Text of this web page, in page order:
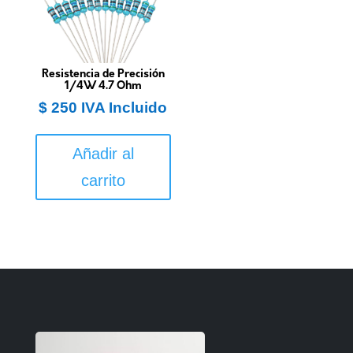
Resistencia de Precisión
1/4W 4.7 Ohm
$ 250 IVA Incluido
Añadir al
carrito